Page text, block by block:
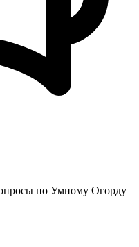
по Умному Огорду